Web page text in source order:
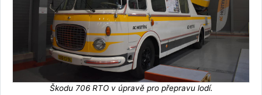
Škodu 706 RTO v úpravě pro přepravu lodí.